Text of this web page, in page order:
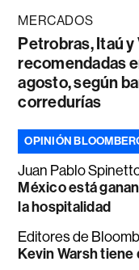
MERCADOS
Petrobras, Itaú
recomendadas
agosto, según
corredurías
OPINIÓN
Juan Pablo
México está
la hospitalidad
Editores de
Kevin Warsh